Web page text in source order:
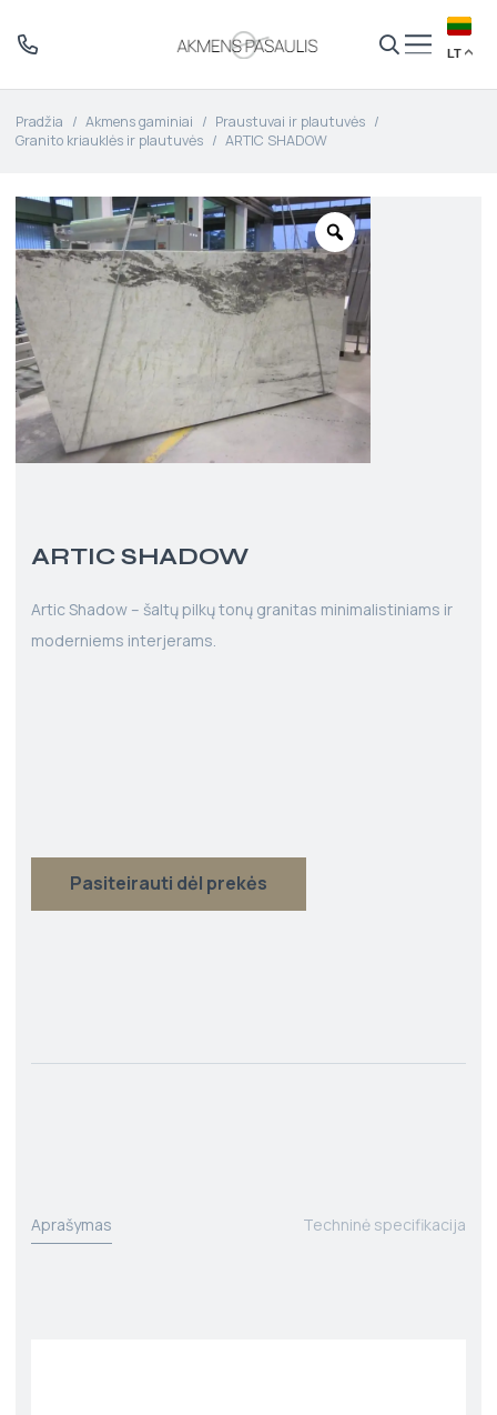
LT
Pradžia / Akmens gaminiai / Praustuvai ir plautuvės /
Granito kriauklės ir plautuvės / ARTIC SHADOW
ARTIC SHADOW
Artic Shadow – šaltų pilkų tonų granitas minimalistiniams ir
moderniems interjerams.
Pasiteirauti dėl prekės
Aprašymas Techninė specifikacija